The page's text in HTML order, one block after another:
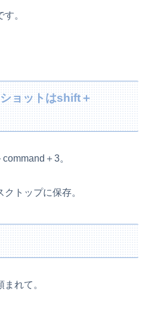
。
ョットはshift＋
＋3。
トップに保存。
れて。